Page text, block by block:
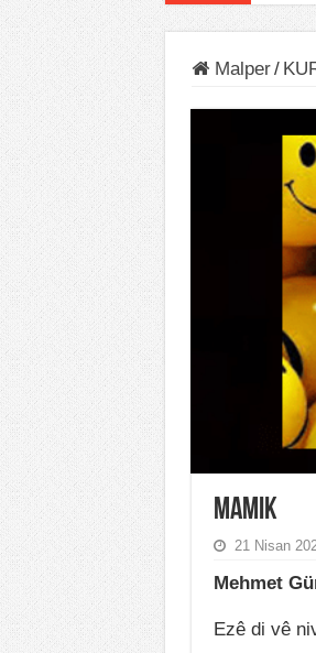
Malper/
Mamik
21 Nisan
Mehmet
Ezê di vê